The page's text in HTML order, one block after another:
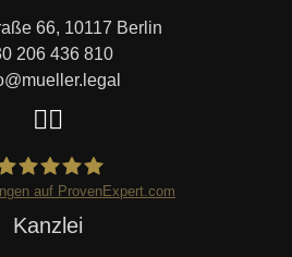
66, 10117 Berlin
206 436 810
Mueller.legal
auf ProvenExpert.com
Kanzlei